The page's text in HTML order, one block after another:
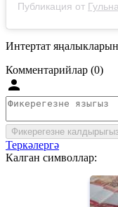
Публикация от
Интертат яңалыкларын
Комментарийлар (0)
Фикерегезне
Теркәлергә
Калган символлар: